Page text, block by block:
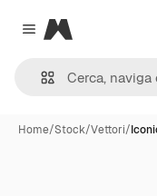
Close menu
Magnific
Home/Stock/Vettori/